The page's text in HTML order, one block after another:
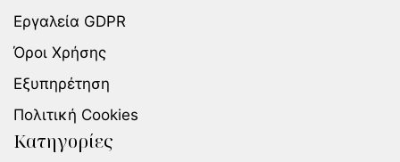
Εργαλεία GDPR
Όροι Χρήσης
Εξυπηρέτηση
Πολιτική Cookies
Κατηγορίες